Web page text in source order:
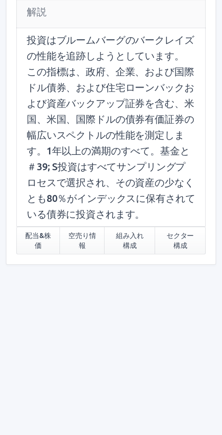
解説
投資はブルームバーグのバークレイズ
の性能を追跡しようとしています。
この指標は、政府、企業、および国際
ドル債券、および住宅ローンバックお
よび資産バックアップ証券を含む、米
国、米国、国際ドルの債券有価証券の
幅広いスペクトルの性能を測定しま
す。1年以上の満期のすべて。基金と
＃39; S投資はすべてサンプリングプ
ロセスで選択され、その資産の少なく
とも80％がインデックスに保有されて
いる債券に投資されます。
配当&株
価
空売り情
報
組み入れ
構成
セクター
構成